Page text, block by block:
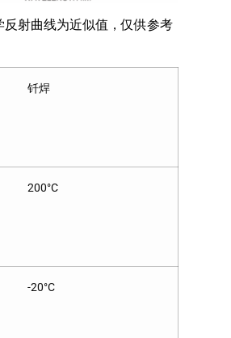
反射曲线为近似值，仅供参考
钎焊
200°C
-20°C